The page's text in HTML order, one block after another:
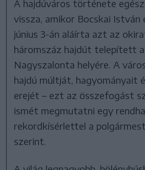
A hajdúváros története
vissza, amikor Bocskai István
június 3-án aláírta azt az
háromszáz hajdút telepített
Nagyszalonta helyére. A
hajdú múltját, hagyományait
erejét – ezt az összefogást
ismét megmutatni egy
rekordkísérlettel a
szerint.